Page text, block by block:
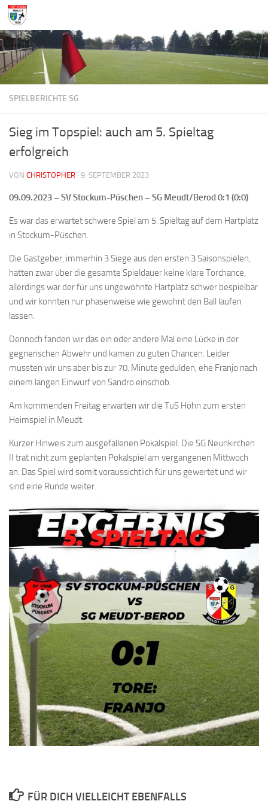
Zum Inhalt springen
SPIELBERICHTE SG
Sieg im Topspiel: auch am 5. Spieltag
erfolgreich
VON CHRISTOPHER · 9. SEPTEMBER 2023
09.09.2023 – SV Stockum-Püschen – SG Meudt/Berod 0:1 (0:0)
Es war das erwartet schwere Spiel am 5. Spieltag auf dem Hartplatz
in Stockum-Püschen.
Die Gastgeber, immerhin 3 Siege aus den ersten 3 Saisonspielen,
hatten zwar über die gesamte Spieldauer keine klare Torchance,
allerdings war der für uns ungewohnte Hartplatz schwer bespielbar
und wir konnten nur phasenweise wie gewohnt den Ball laufen
lassen.
Dennoch fanden wir das ein oder andere Mal eine Lücke in der
gegnerischen Abwehr und kamen zu guten Chancen. Leider
mussten wir uns aber bis zur 70. Minute gedulden, ehe Franjo nach
einem langen Einwurf von Sandro einschob.
Am kommenden Freitag erwarten wir die TuS Höhn zum ersten
Heimspiel in Meudt.
Kurzer Hinweis zum ausgefallenen Pokalspiel. Die SG Neunkirchen
II trat nicht zum geplanten Pokalspiel am vergangenen Mittwoch
an. Das Spiel wird somit voraussichtlich für uns gewertet und wir
sind eine Runde weiter.
FÜR DICH VIELLEICHT EBENFALLS